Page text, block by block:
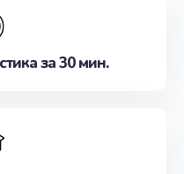
записаться на
за 30 мин.